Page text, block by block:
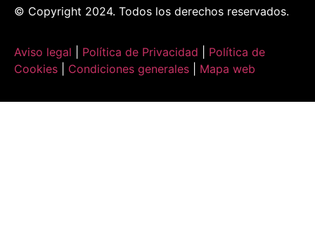
© Copyright 2024. Todos los derechos reservados.
Aviso legal Política de Privacidad
Política de
Cookies
Condiciones generales Mapa web